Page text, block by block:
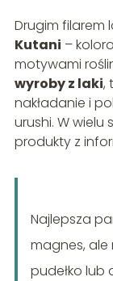
Drugim filarem
Kutani –
motywami
wyroby z laki,
nakładanie i
urushi. W
produkty z
Najlepsza
magnes, ale
pudełko